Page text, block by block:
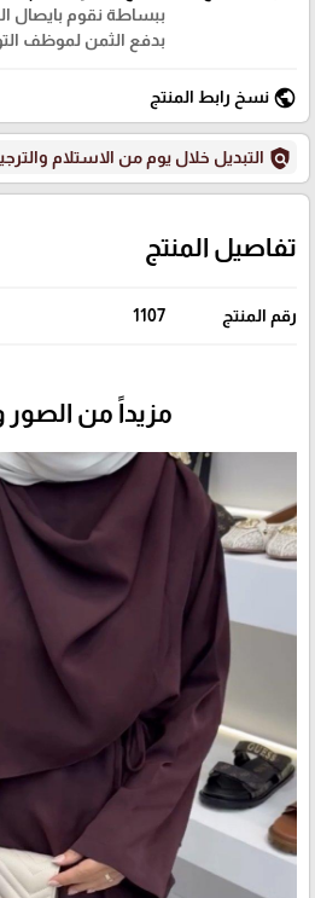
ببساطة نقوم بايصال
بدفع الثمن لموظف
public نسخ رابط المنتج
policy التبديل خلال يوم من الاستلام
تفاصيل المنتج
رقم المنتج 1107
مزيداً من الصور